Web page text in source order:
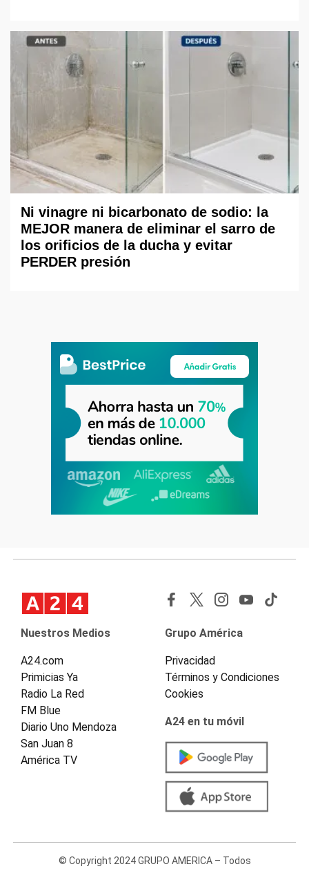
Ni vinagre ni bicarbonato de sodio: la
MEJOR manera de eliminar el sarro de
los orificios de la ducha y evitar
PERDER presión
Nuestros Medios
A24.com
Primicias Ya
Radio La Red
FM Blue
Diario Uno Mendoza
San Juan 8
América TV
Grupo América
Privacidad
Términos y Condiciones
Cookies
A24 en tu móvil
© Copyright 2024 GRUPO AMERICA – Todos